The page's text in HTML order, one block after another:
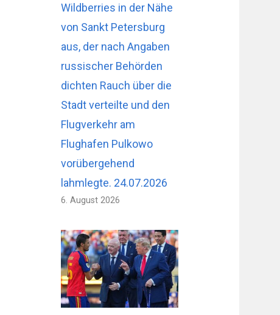
Wildberries in der Nähe
von Sankt Petersburg
aus, der nach Angaben
russischer Behörden
dichten Rauch über die
Stadt verteilte und den
Flugverkehr am
Flughafen Pulkowo
vorübergehend
lahmlegte. 24.07.2026
6. August 2026